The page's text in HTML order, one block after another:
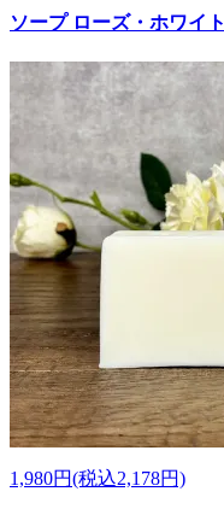
ソープ ローズ・ホワイト
1,980円(税込2,178円)